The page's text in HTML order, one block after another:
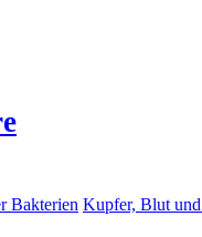
Bakterien Kupfer, Blut